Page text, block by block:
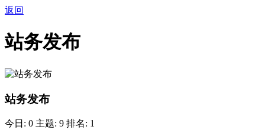
返回
站务发布
站务发布
今日: 0 主题: 9 排名: 1